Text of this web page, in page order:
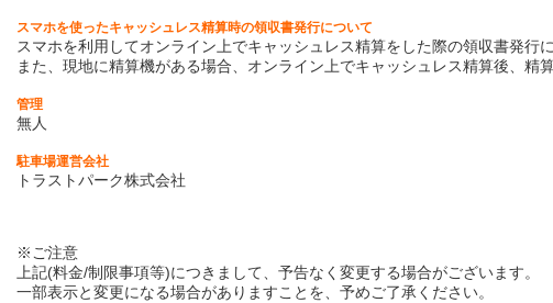
スマホを使ったキャッシュレス精算時の領収書発行について
スマホを利用してオンライン上でキャッシュレス精算をした際の領収書発行
また、現地に精算機がある場合、オンライン上でキャッシュレス精算後、精
管理
無人
駐車場運営会社
トラストパーク株式会社
※ご注意
上記(料金/制限事項等)につきまして、予告なく変更する場合がございます。
一部表示と変更になる場合がありますことを、予めご了承ください。